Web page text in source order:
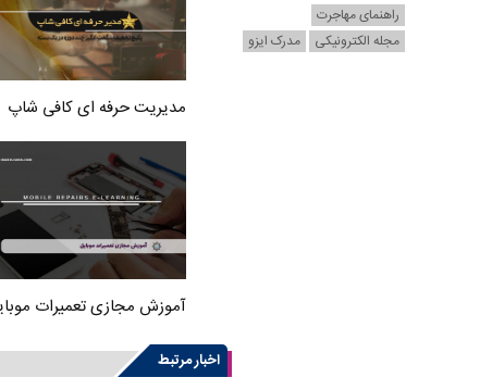
مدیریت حرفه ای کافی شاپ
آموزش مجازی تعمیرات
اخبار مرتبط
راهنمای مهاجرت
مجله الکترونیکی
مدرک ایزو